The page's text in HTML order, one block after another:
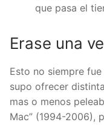
que pasa el
Erase una
Esto no siempre
supo ofrecer
mas o menos
Mac” (1994-2006),